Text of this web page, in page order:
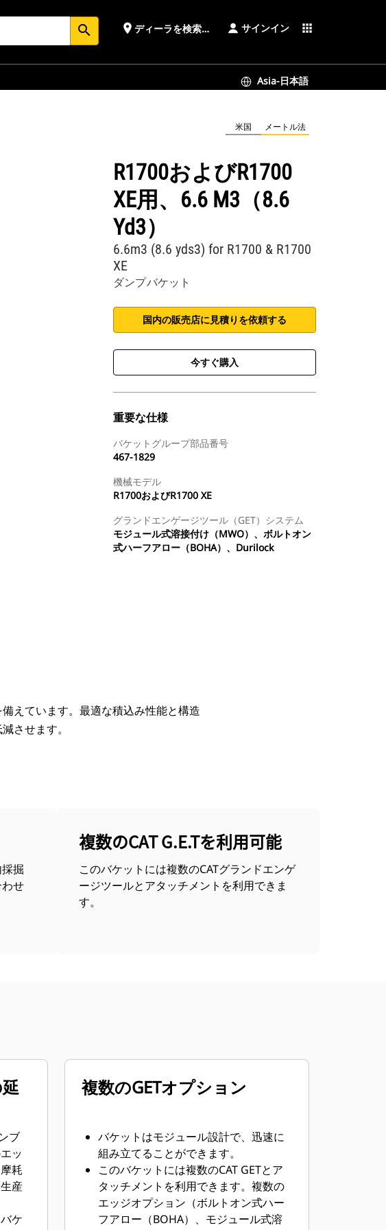
search place ディーラを検索する サインイン apps
Asia-日本語
米国 メートル法
R1700およびR1700
XE用、6.6 M3（8.6
Yd3）
ダンプバケット
6.6m3 (8.6 yds3) for R1700 & R1700
XE
国内の販売店に見積りを依頼する
今すぐ購入
重要な仕様
バケットグループ部品番号
467-1829
機械モデル
R1700およびR1700 XE
グランドエンゲージツール（GET）システム
モジュール式溶接付け（MWO）、ボルトオン
式ハーフアロー（BOHA）、Durilock
えています。最適な積込み性能と構造
させます。
掘
せ
複数のCAT G.E.Tを利用可能
このバケットには複数のCATグランドエンゲ
ージツールとアタッチメントを利用できま
す。
ブ
ッ
耗
産
ケ
複数のGETオプション
バケットはモジュール設計で、迅速に
組み立てることができます。
このバケットには複数のCAT GETとア
タッチメントを利用できます。複数の
エッジオプション（ボルトオン式ハー
フアロー（BOHA）、モジュール式溶